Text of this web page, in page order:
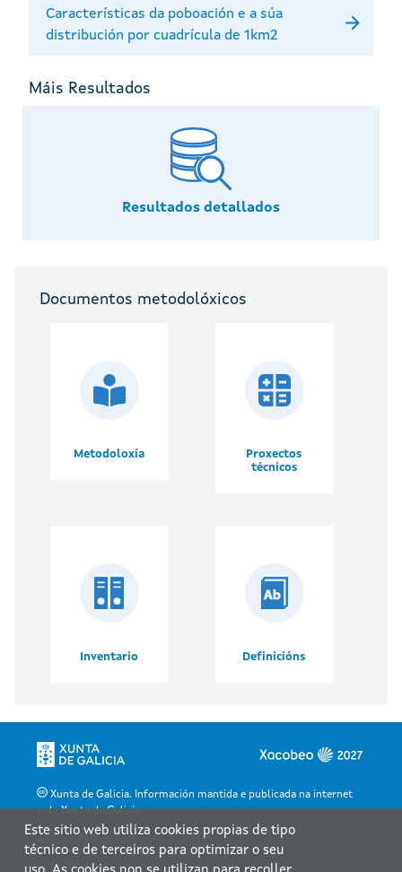
Características da poboación e a súa
distribución por cuadrícula de 1km2
Máis Resultados
Resultados detallados
Documentos metodolóxicos
Metodoloxía
Proxectos
técnicos
Inventario Definicións
Xunta de Galicia. Información mantida e publicada na internet
pola Xunta de Galicia
Accesibilidade
Este sitio web utiliza cookies propias de tipo
técnico e de terceiros para optimizar o seu